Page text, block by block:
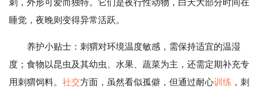
刺，外形可爱而独特。它们是夜行性动物，白天大部分时间在
睡觉，夜晚则变得异常活跃。
养护小贴士：刺猬对环境温度敏感，需保持适宜的温湿
度；食物以昆虫及其幼虫、水果、蔬菜为主，还需定期补充专
用刺猬饲料。 社交方面，虽然看似孤僻，但通过耐心训练 ，刺